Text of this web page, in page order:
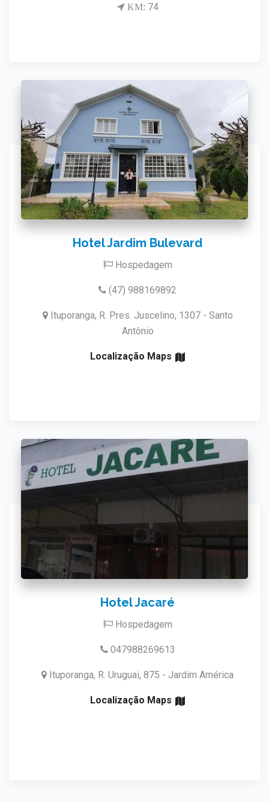
KM: 74
Hotel Jardim Bulevard
Hospedagem
(47) 988169892
Ituporanga, R. Pres. Juscelino, 1307 - Santo
Antônio
Localização Maps
Hotel Jacaré
Hospedagem
047988269613
Ituporanga, R. Uruguai, 875 - Jardim América
Localização Maps